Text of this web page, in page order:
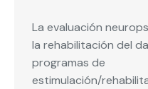
La evaluación
la rehabilitación del
programas de
estimulación/